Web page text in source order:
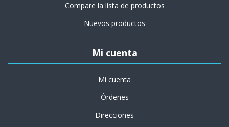
Compare la lista de productos
Nuevos productos
Mi cuenta
Mi cuenta
Órdenes
Direcciones